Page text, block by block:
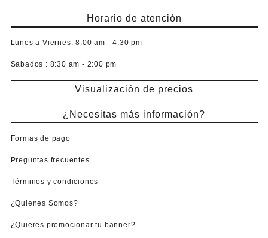
Horario de atención
Lunes a Viernes: 8:00 am - 4:30 pm
Sabados : 8:30 am - 2:00 pm
Visualización de precios
¿Necesitas más información?
Formas de pago
Preguntas frecuentes
Términos y condiciones
¿Quienes Somos?
¿Quieres promocionar tu banner?